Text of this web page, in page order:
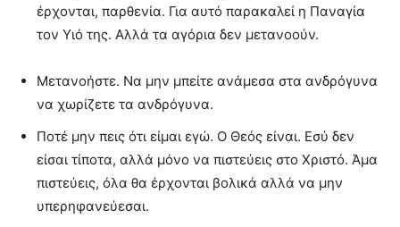
έρχονται, παρθενία. Για αυτό παρακαλεί η Παναγία
τον Υιό της. Αλλά τα αγόρια δεν μετανοούν.
Μετανοήστε. Να μην μπείτε ανάμεσα στα ανδρόγυνα
να χωρίζετε τα ανδρόγυνα.
Ποτέ μην πεις ότι είμαι εγώ. Ο Θεός είναι. Εσύ δεν
είσαι τίποτα, αλλά μόνο να πιστεύεις στο Χριστό. Άμα
πιστεύεις, όλα θα έρχονται βολικά αλλά να μην
υπερηφανεύεσαι.